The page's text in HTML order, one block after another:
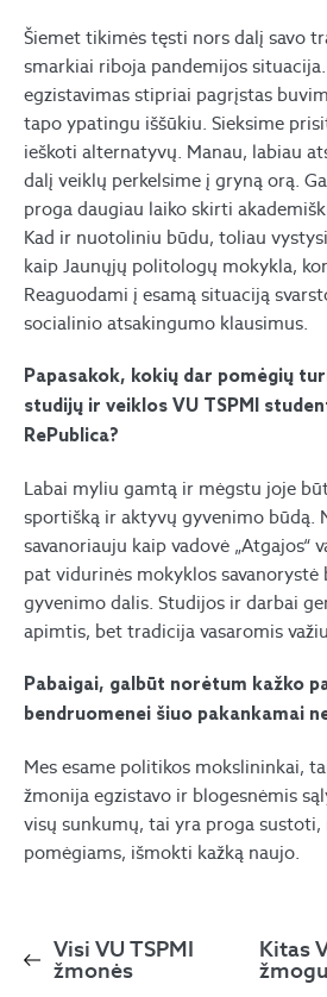
Šiemet tikimės tęsti nors dalį savo
smarkiai riboja pandemijos
egzistavimas stipriai pagrįstas
tapo ypatingu iššūkiu. Sieksime
ieškoti alternatyvų. Manau, labiau
dalį veiklų perkelsime į gryną orą.
proga daugiau laiko skirti
Kad ir nuotoliniu būdu, toliau
kaip Jaunųjų politologų mokykla,
Reaguodami į esamą situaciją
socialinio atsakingumo klausimus.
Papasakok, kokių dar pomėgių
studijų ir veiklos VU TSPMI
RePublica?
Labai myliu gamtą ir mėgstu joje
sportišką ir aktyvų gyvenimo būdą.
savanoriauju kaip vadovė „Atgajos“
pat vidurinės mokyklos savanorystė
gyvenimo dalis. Studijos ir darbai
apimtis, bet tradicija vasaromis
Pabaigai, galbūt norėtum kažko
bendruomenei šiuo pakankamai
Mes esame politikos mokslininkai,
žmonija egzistavo ir blogesnėmis
visų sunkumų, tai yra proga sustoti,
pomėgiams, išmokti kažką naujo.
Visi VU TSPMI
žmonės
Kitas